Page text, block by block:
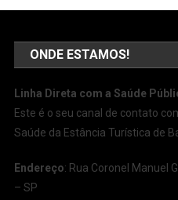
ONDE ESTAMOS!
Linha Direta com a Saúde
Este é o seu canal de contato
Saúde da Estância Turística de
Endereço: Rua Coronel Manuel
– SP